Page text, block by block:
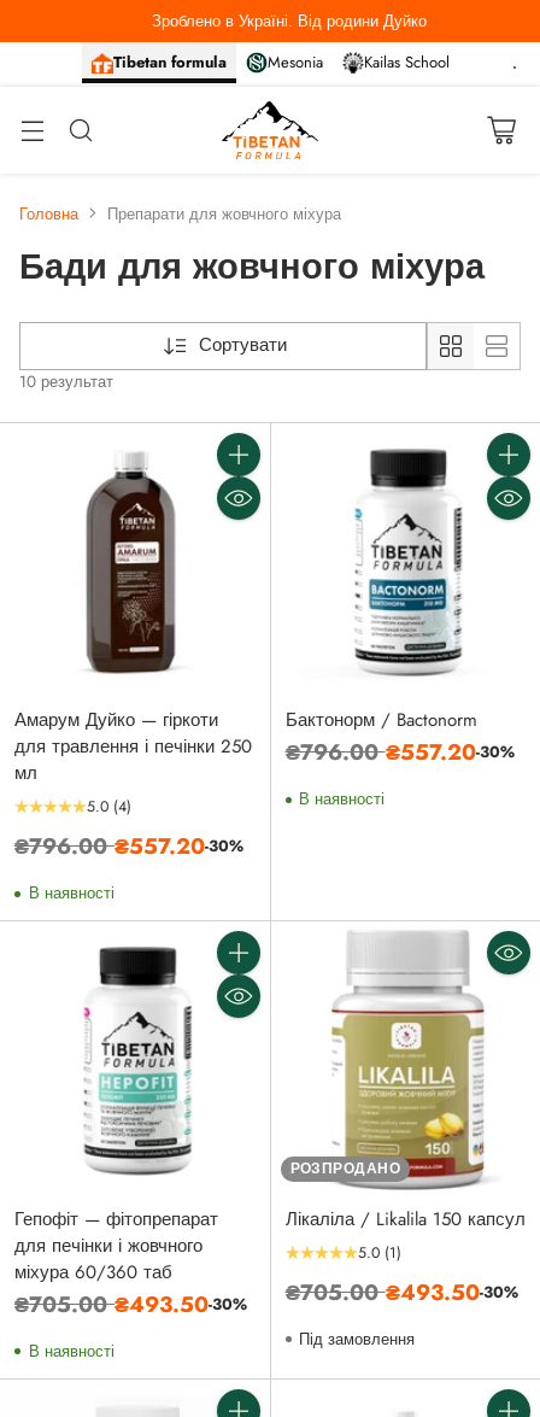
Tibetan formula Mesonia Kailas School
Зроблено в Україні. Від родини Дуйко
Головна Препарати для жовчного міхура
Бади для жовчного міхура
Сортувати
10 результат
Кількість
Амарум Дуйко — гіркоти
для травлення і печінки 250
мл
5.0 (4)
Звичайна
₴796.00₴557.20-30%
В наявності
Бактонорм / Bactonorm
Звичайна
₴796.00₴557.20-30%
В наявності
Кількість
Гепофіт — фітопрепарат
для печінки і жовчного
міхура 60/360 таб
Звичайна
₴705.00₴493.50-30%
В наявності
РОЗПРОДАНО
Лікаліла / Likalila 150 капсул
5.0 (1)
Звичайна
₴705.00₴493.50-30%
Під замовлення